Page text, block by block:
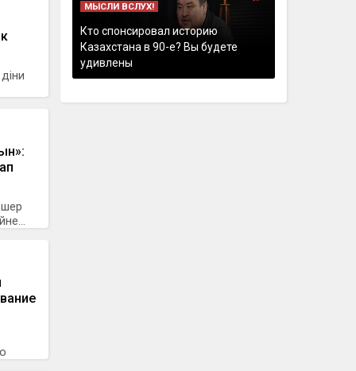
МЫСЛИ ВСЛУХ!
Кто спонсировал историю
Казахстана в 90-е? Вы будете
удивлены